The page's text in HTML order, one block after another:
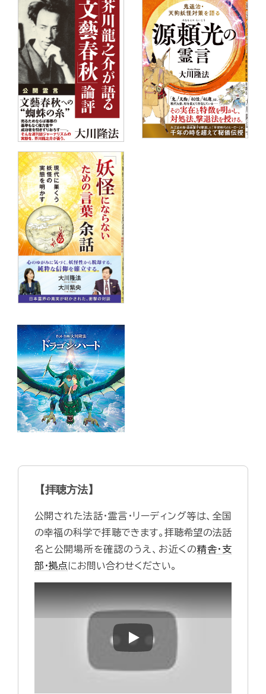
【拝聴方法】
公開された法話・霊言・リーディング等は、全国
の幸福の科学で拝聴できます。拝聴希望の法話
名と公開場所を確認のうえ、お近くの精舎・支
部・拠点にお問い合わせください。
Play